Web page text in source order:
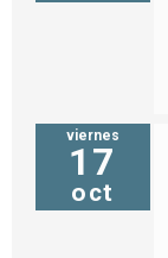
viernes
17
oct